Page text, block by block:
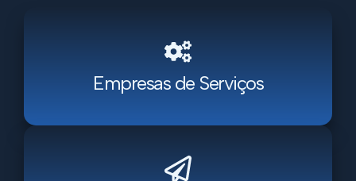
Empresas de Serviços